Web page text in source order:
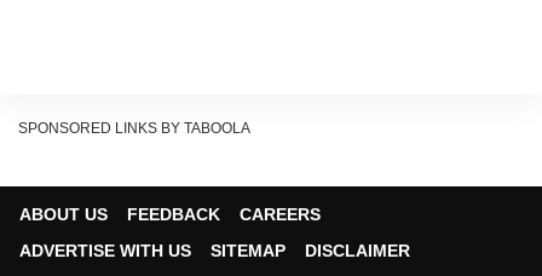
SPONSORED LINKS BY TABOOLA
ABOUT US FEEDBACK
CAREERS
ADVERTISE WITH US
SITEMAP
DISCLAIMER